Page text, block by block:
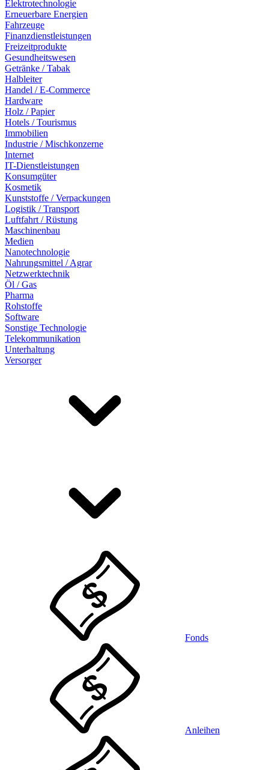
Elektrotechnologie
Erneuerbare Energien
Fahrzeuge
Finanzdienstleistungen
Freizeitprodukte
Gesundheitswesen
Getränke / Tabak
Halbleiter
Handel / E-Commerce
Hardware
Holz / Papier
Hotels / Tourismus
Immobilien
Industrie / Mischkonzerne
Internet
IT-Dienstleistungen
Konsumgüter
Kosmetik
Kunststoffe / Verpackungen
Logistik / Transport
Luftfahrt / Rüstung
Maschinenbau
Medien
Nanotechnologie
Nahrungsmittel / Agrar
Netzwerktechnik
Öl / Gas
Pharma
Rohstoffe
Software
Sonstige Technologie
Telekommunikation
Unterhaltung
Versorger
Fonds
Anleihen